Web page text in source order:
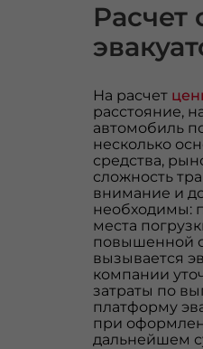
Расчет
На расчет
расстояние,
автомобиль
несколько
средства,
сложность
внимание и
необходимы:
места
повышенной
вызывается
компании
затраты по
платформу
при
дальнейшем